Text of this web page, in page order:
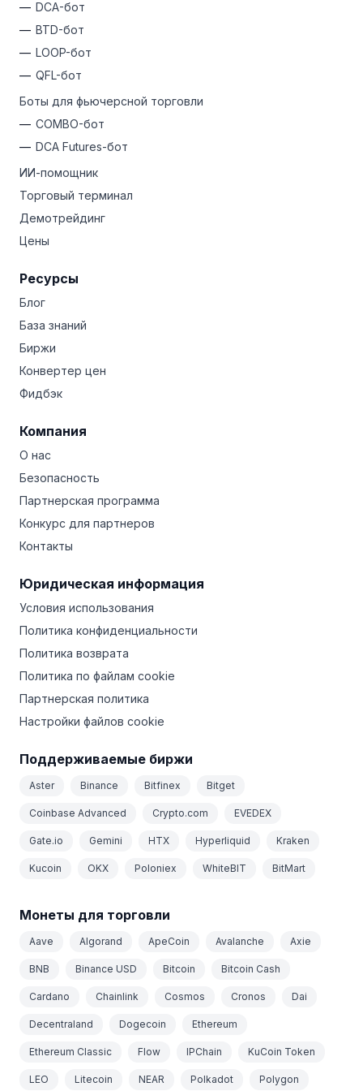
DCA-бот
BTD-бот
LOOP-бот
QFL-бот
Боты для фьючерсной торговли
COMBO-бот
DCA Futures-бот
ИИ-помощник
Торговый терминал
Демотрейдинг
Цены
Ресурсы
Блог
База знаний
Биржи
Конвертер цен
Фидбэк
Компания
О нас
Безопасность
Партнерская программа
Конкурс для партнеров
Контакты
Юридическая информация
Условия использования
Политика конфиденциальности
Политика возврата
Политика по файлам cookie
Партнерская политика
Настройки файлов cookie
Поддерживаемые биржи
Aster Binance Bitfinex Bitget
Coinbase Advanced Crypto.com EVEDEX
Gate.io Gemini HTX Hyperliquid Kraken
Kucoin OKX Poloniex WhiteBIT BitMart
Монеты для торговли
Aave Algorand ApeCoin Avalanche Axie
BNB Binance USD Bitcoin Bitcoin Cash
Cardano Chainlink Cosmos Cronos Dai
Decentraland Dogecoin Ethereum
Ethereum Classic Flow IPChain KuCoin Token
LEO Litecoin NEAR Polkadot Polygon